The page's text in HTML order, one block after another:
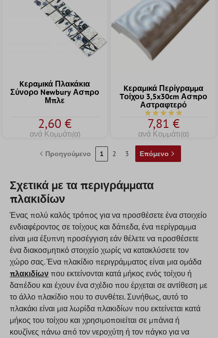
Kεραμικά Πλακάκια
Σύνορο Newbury Ασπρο
Μπλε
2,60 €
ανά Κομμάτι(α)
Kεραμικά Περίγραμμα
Tοίχου 3,5x30cm Ασπρο
Αστραφτερό
Μέση βαθμολογία 5
7,81 €
ανά Κομμάτι(α)
Προηγούμενο 1 2 3 Επόμενο
Σχετικά με τα περιγράμματα
πλακιδίων
Ένας πολύ καλός τρόπος για να προσθέσετε ένα στοιχείο
ενδιαφέροντος σε τοίχους και δάπεδα, ένα περίγραμμα
είναι μια έξυπνη προσέγγιση εάν θέλετε να προσθέσετε
ένα διακοσμητικό στοιχείο χωρίς να κατακλύσετε τον
χώρο σας. Ένα πλακίδιο περιγράμματος είναι μια ομάδα
πλακιδίων που εκτείνονται κατά μήκος ενός τοίχου ή
δαπέδου και έχουν ένα σχέδιο που έρχεται σε αντίθεση με
το άλλο πλακίδιο που το συνθέτει. Συνήθως, αυτό το
πλακάκι είναι μια λωρίδα πλακιδίων που εκτείνεται κατά
μήκος του τοίχου και χρησιμοποιείται σε μπάνια ή
κουζίνες πάνω από τον νεροχύτη ή τον πάγκο για να